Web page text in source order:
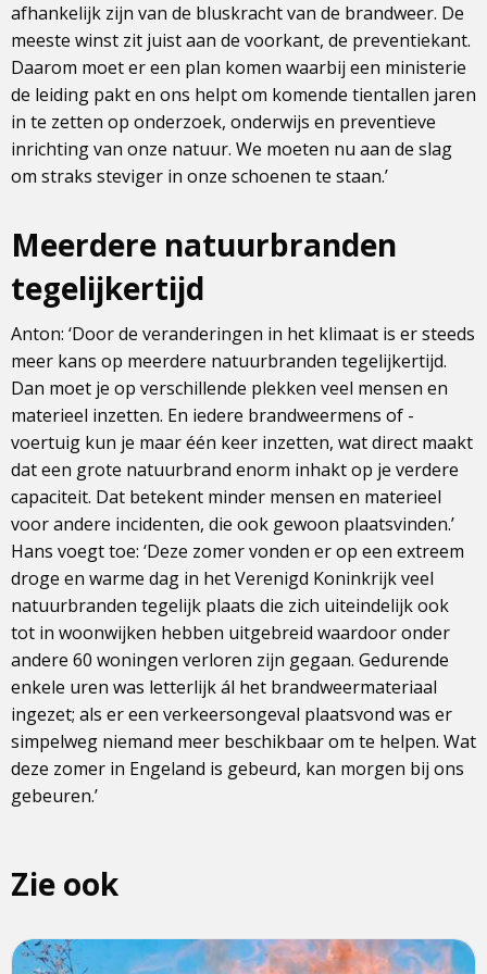
afhankelijk zijn van de bluskracht van de brandweer. De
meeste winst zit juist aan de voorkant, de preventiekant.
Daarom moet er een plan komen waarbij een ministerie
de leiding pakt en ons helpt om komende tientallen jaren
in te zetten op onderzoek, onderwijs en preventieve
inrichting van onze natuur. We moeten nu aan de slag
om straks steviger in onze schoenen te staan.’
Meerdere natuurbranden
tegelijkertijd
Anton: ‘Door de veranderingen in het klimaat is er steeds
meer kans op meerdere natuurbranden tegelijkertijd.
Dan moet je op verschillende plekken veel mensen en
materieel inzetten. En iedere brandweermens of -
voertuig kun je maar één keer inzetten, wat direct maakt
dat een grote natuurbrand enorm inhakt op je verdere
capaciteit. Dat betekent minder mensen en materieel
voor andere incidenten, die ook gewoon plaatsvinden.’
Hans voegt toe: ‘Deze zomer vonden er op een extreem
droge en warme dag in het Verenigd Koninkrijk veel
natuurbranden tegelijk plaats die zich uiteindelijk ook
tot in woonwijken hebben uitgebreid waardoor onder
andere 60 woningen verloren zijn gegaan. Gedurende
enkele uren was letterlijk ál het brandweermateriaal
ingezet; als er een verkeersongeval plaatsvond was er
simpelweg niemand meer beschikbaar om te helpen. Wat
deze zomer in Engeland is gebeurd, kan morgen bij ons
gebeuren.’
Zie ook
Lees